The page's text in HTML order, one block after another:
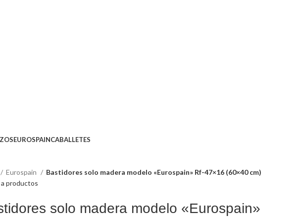
EUROSPAINCABALLETES
Eurospain
Bastidores solo madera modelo «Eurospain» Rf-47×16 (60×40 cm)
productos
solo madera modelo «Eurospain»